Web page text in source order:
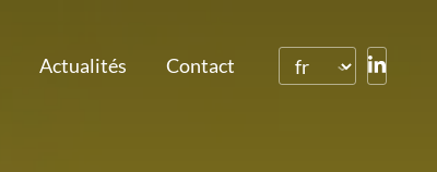
Actualités Contact